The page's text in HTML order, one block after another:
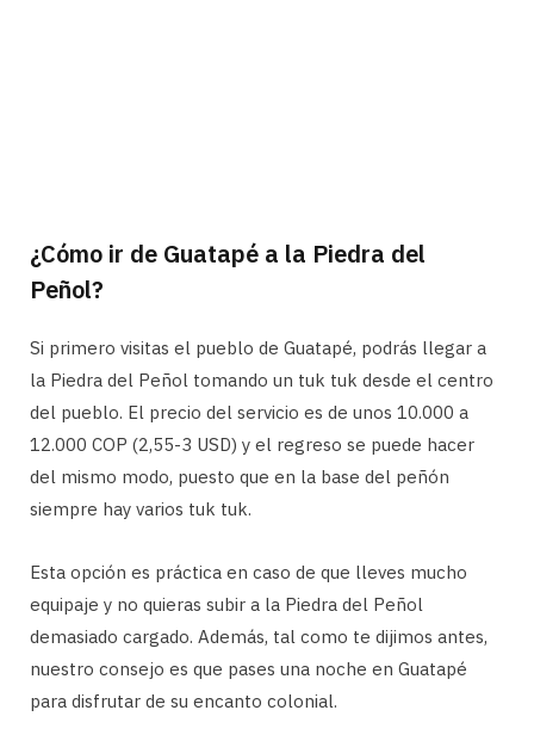
¿Cómo ir de Guatapé a la Piedra del
Peñol?
Si primero visitas el pueblo de Guatapé, podrás llegar a
la Piedra del Peñol tomando un tuk tuk desde el centro
del pueblo. El precio del servicio es de unos 10.000 a
12.000 COP (2,55-3 USD) y el regreso se puede hacer
del mismo modo, puesto que en la base del peñón
siempre hay varios tuk tuk.
Esta opción es práctica en caso de que lleves mucho
equipaje y no quieras subir a la Piedra del Peñol
demasiado cargado. Además, tal como te dijimos antes,
nuestro consejo es que pases una noche en Guatapé
para disfrutar de su encanto colonial.